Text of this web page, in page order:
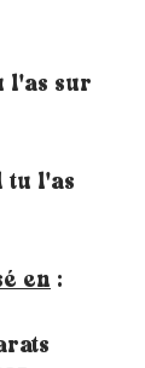
l'as sur
tu l'as
en :